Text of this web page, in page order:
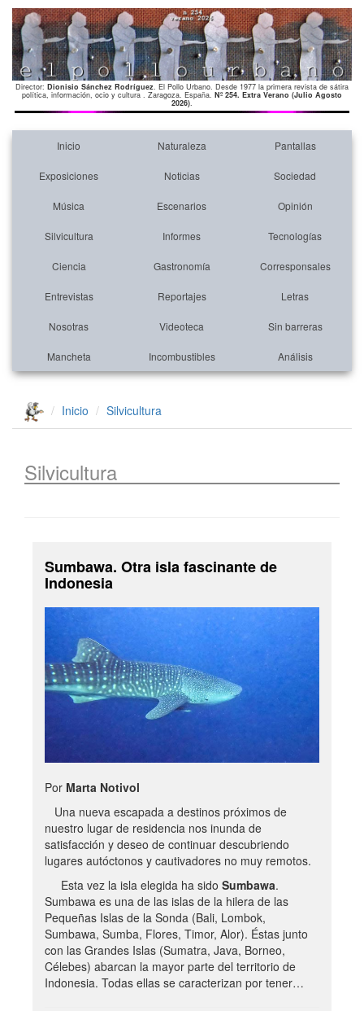
Director: Dionisio Sánchez Rodríguez. El Pollo Urbano. Desde 1977 la primera revista de sátira
política, información, ocio y cultura . Zaragoza. España. Nº 254. Extra Verano (Julio Agosto
2026).
Inicio Naturaleza Pantallas
Exposiciones Noticias Sociedad
Música Escenarios Opinión
Silvicultura Informes Tecnologías
Ciencia Gastronomía Corresponsales
Entrevistas Reportajes Letras
Nosotras Videoteca Sin barreras
Mancheta Incombustibles Análisis
Inicio Silvicultura
Silvicultura
Sumbawa. Otra isla fascinante de
Indonesia
Por Marta Notivol
Una nueva escapada a destinos próximos de
nuestro lugar de residencia nos inunda de
satisfacción y deseo de continuar descubriendo
lugares autóctonos y cautivadores no muy remotos.
Esta vez la isla elegida ha sido Sumbawa.
Sumbawa es una de las islas de la hilera de las
Pequeñas Islas de la Sonda (Bali, Lombok,
Sumbawa, Sumba, Flores, Timor, Alor). Éstas junto
con las Grandes Islas (Sumatra, Java, Borneo,
Célebes) abarcan la mayor parte del territorio de
Indonesia. Todas ellas se caracterizan por tener…